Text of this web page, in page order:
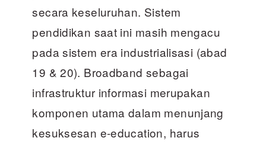
secara keseluruhan. Sistem
pendidikan saat ini masih mengacu
pada sistem era industrialisasi (abad
19 & 20). Broadband sebagai
infrastruktur informasi merupakan
komponen utama dalam menunjang
kesuksesan e-education, harus